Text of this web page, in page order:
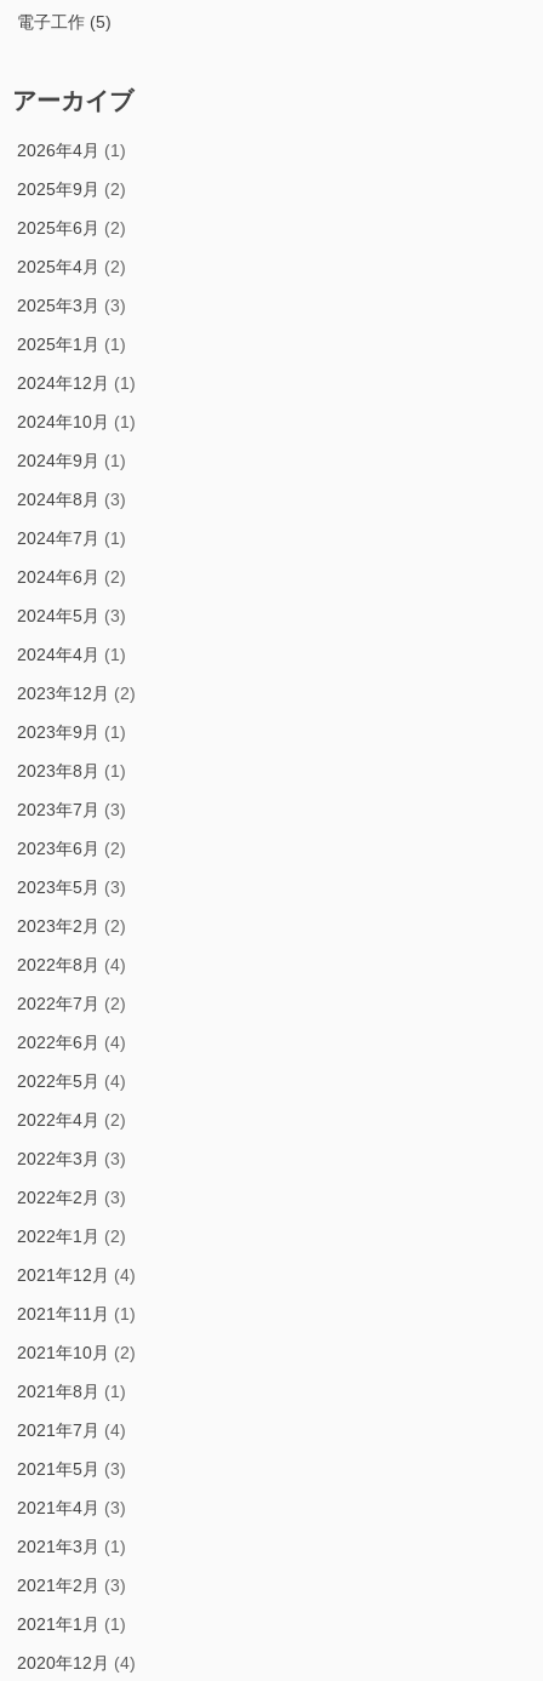
電子工作 (5)
アーカイブ
2026年4月 (1)
2025年9月 (2)
2025年6月 (2)
2025年4月 (2)
2025年3月 (3)
2025年1月 (1)
2024年12月 (1)
2024年10月 (1)
2024年9月 (1)
2024年8月 (3)
2024年7月 (1)
2024年6月 (2)
2024年5月 (3)
2024年4月 (1)
2023年12月 (2)
2023年9月 (1)
2023年8月 (1)
2023年7月 (3)
2023年6月 (2)
2023年5月 (3)
2023年2月 (2)
2022年8月 (4)
2022年7月 (2)
2022年6月 (4)
2022年5月 (4)
2022年4月 (2)
2022年3月 (3)
2022年2月 (3)
2022年1月 (2)
2021年12月 (4)
2021年11月 (1)
2021年10月 (2)
2021年8月 (1)
2021年7月 (4)
2021年5月 (3)
2021年4月 (3)
2021年3月 (1)
2021年2月 (3)
2021年1月 (1)
2020年12月 (4)